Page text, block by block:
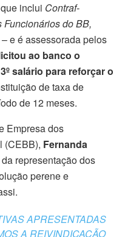
inclui Contraf-
do BB,
– e é assessorada pelos
ao banco o
salário para reforçar o
de taxa de
de 12 meses.
Empresa dos
(CEBB), Fernanda
representação dos
perene e
APRESENTADAS
A REIVINDICAÇÃO